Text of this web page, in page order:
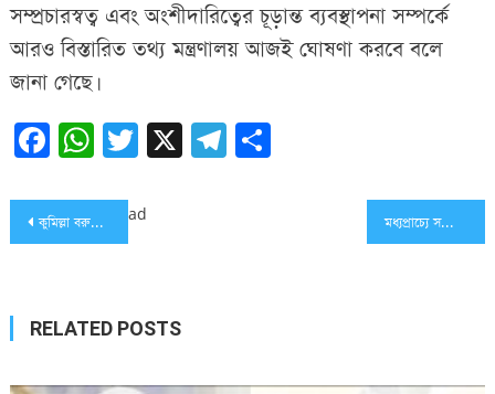
সম্প্রচারস্বত্ব এবং অংশীদারিত্বের চূড়ান্ত ব্যবস্থাপনা সম্পর্কে
আরও বিস্তারিত তথ্য মন্ত্রণালয় আজই ঘোষণা করবে বলে
জানা গেছে।
Facebook
WhatsApp
Twitter
X Telegram
Share
Post
কুমিল্লা বরুড়ায় প্রান্তিক পরিবারের মাঝে হাঁস-মুরগির বাচ্চা বিতরণ ও মাছ চাষ বিষয়ক প্রশিক্ষণ মধ্যপ্রাচ্যে সহিংসতা বন্ধের আহ্বান জাতিসংঘ মহাসচিবের
ad
RELATED POSTS